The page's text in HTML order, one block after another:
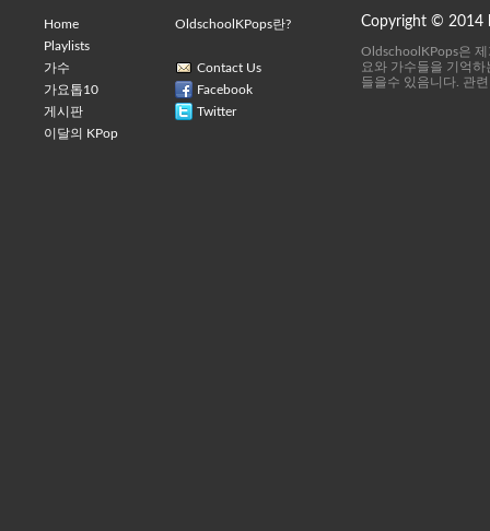
Home
Playlists
가수
가요톱10
게시판
이달의 KPop
OldschoolKPops란?
Contact Us
Facebook
Twitter
Copyright © 2014
OldschoolKPops은
요와 가수들을 기억
들을수 있음니다. 관